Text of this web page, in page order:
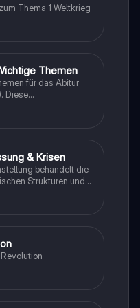
Thema 1 Weltkrieg
Themen
für das Abitur
Diese
wichtigsten
über die Weimarer
Potsdamer
& Krisen
behandelt die
Strukturen und
von 1919 bis 1933.
des
das Geschichts-